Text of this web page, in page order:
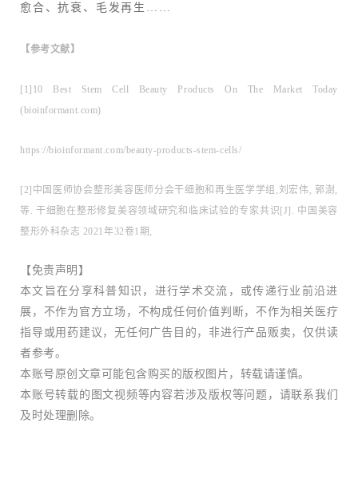
愈合、抗衰、毛发再生……
【参考文献】
[1]10 Best Stem Cell Beauty Products On The Market Today
(bioinformant.com)
https://bioinformant.com/beauty-products-stem-cells/
[2]中国医师协会整形美容医师分会干细胞和再生医学学组,刘宏伟, 郭澍,
等. 干细胞在整形修复美容领域研究和临床试验的专家共识[J]. 中国美容
整形外科杂志 2021年32卷1期,
【免责声明】
本文旨在分享科普知识，进行学术交流，或传递行业前沿进
展，不作为官方立场，不构成任何价值判断，不作为相关医疗
指导或用药建议，无任何广告目的，非进行产品贩卖，仅供读
者参考。
本账号原创文章可能包含购买的版权图片，转载请谨慎。
本账号转载的图文视频等内容若涉及版权等问题，请联系我们
及时处理删除。